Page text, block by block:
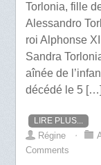
Torlonia, fille
Alessandro
roi Alphonse
Sandra
aînée de
décédé le 5 […]
LIRE PLUS...
Régine ⋅
Comments